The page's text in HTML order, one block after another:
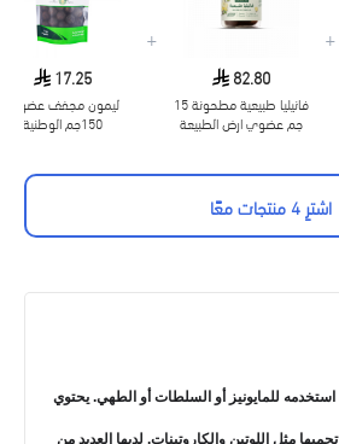
+
82.80
فانيليا طبيعية مطحونة 15
جم عضوي ارض الطبيعة
+
17.25
ليمون مجفف عضوي
150جم الوطنية
اشترِ 4 منتجات معًا
للمايونيز أو السلطات أو الطهي. يحتوي
مثل اللوتين والكاروتينات. لديها العديد من